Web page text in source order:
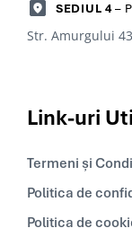
SEDIUL 4–
Str. Amurgului
Link-uri
Termeni și
Politica de
Politica de